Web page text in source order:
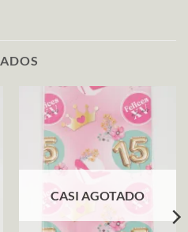
CASI AGOTADO